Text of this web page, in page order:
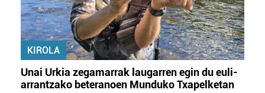
KIROLA
Unai Urkia zegamarrak laugarren egin du euli-
arrantzako beteranoen Munduko Txapelketan